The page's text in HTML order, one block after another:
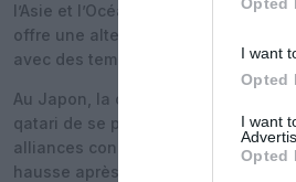
I want
Opted
I want
Opted
l’Asie et l’Océanie. Pour les
offre une alternative aux
avec des temps de voyage
Au Japon, la combinaison de
qatari de se positionner face aux
alliances concurrentes, sur un
hausse après la réouverture